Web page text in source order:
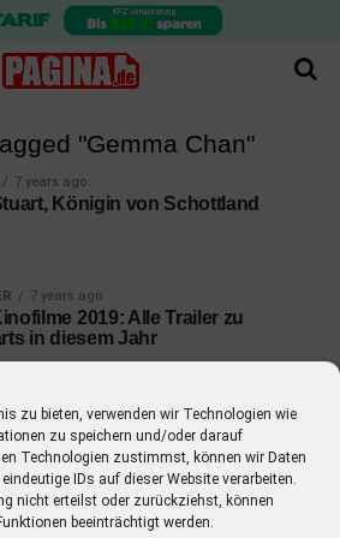
zu bieten, verwenden wir Technologien wie
zu speichern und/oder darauf
Technologien zustimmst, können wir Daten
IDs auf dieser Website verarbeiten.
nicht erteilst oder zurückziehst, können
beeinträchtigt werden.
"Gemma Chan"
7 years ago
Königin von Schottland
7 years ago
2019: Alle Trailer zu
in diesem Jahr
EMPFOHLEN